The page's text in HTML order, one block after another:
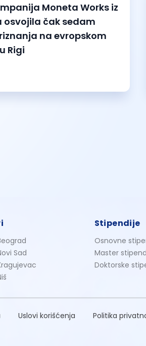
Moneta Works iz
osvojila čak sedam
na evropskom
Rigi
Sad
Stipendije
Osnovne
Master
Doktorske
Uslovi korišćenja Politika